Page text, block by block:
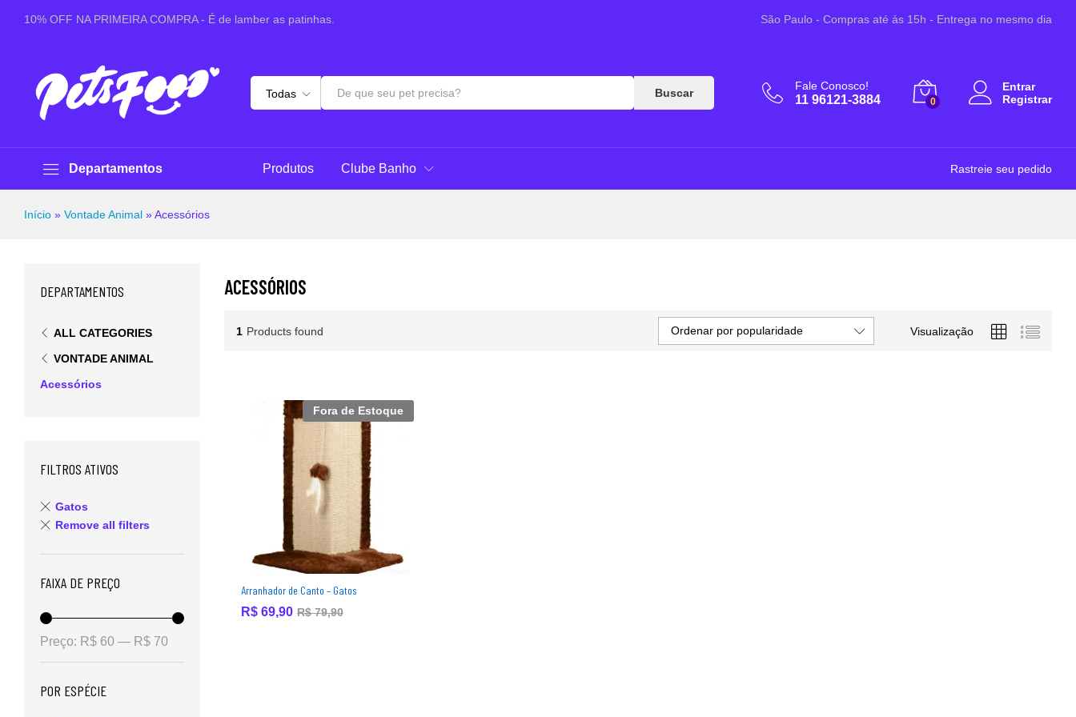
10% OFF NA PRIMEIRA COMPRA - É de lamber as patinhas. São Paulo - Compras até ás 15h - Entrega no mesmo dia
Todas Buscar
Fale Conosco!
11 96121-3884 0
Entrar
Registrar
Departamentos Produtos Clube Banho Rastreie seu pedido
Início » Vontade Animal »Acessórios
ACESSÓRIOS
1 Products found Visualização
Ordenar por popularidade
Fora de Estoque
Arranhador de Canto – Gatos
R$69,90 R$79,90
R$69,90 R$79,90
DEPARTAMENTOS
ALL CATEGORIES
VONTADE ANIMAL
Acessórios
FILTROS ATIVOS
Gatos
Remove all filters
FAIXA DE PREÇO
Preço: R$ 60 — R$ 70
POR ESPÉCIE